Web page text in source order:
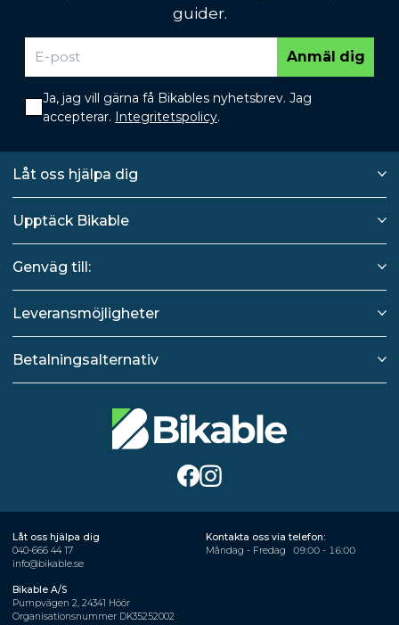
guider.
Anmäl dig
Ja, jag vill gärna få Bikables nyhetsbrev. Jag
accepterar. Integritetspolicy.
Låt oss hjälpa dig
Upptäck Bikable
Genväg till:
Leveransmöjligheter
Betalningsalternativ
Låt oss hjälpa dig
040-666 44 17
info@bikable.se
Kontakta oss via telefon:
Måndag - Fredag
09:00 - 16:00
Bikable A/S
Pumpvägen 2, 24341 Höör
Organisationsnummer DK35252002